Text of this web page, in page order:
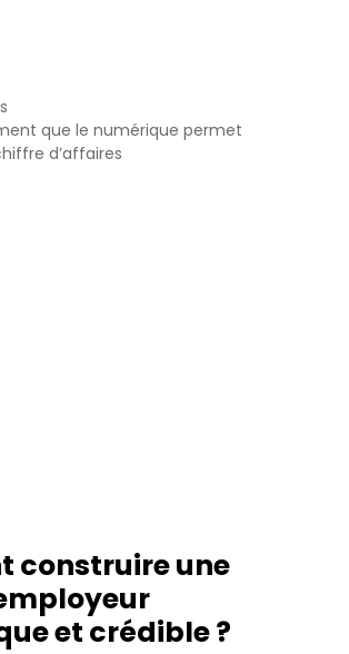
que le numérique permet
d’affaires
construire une
et crédible ?